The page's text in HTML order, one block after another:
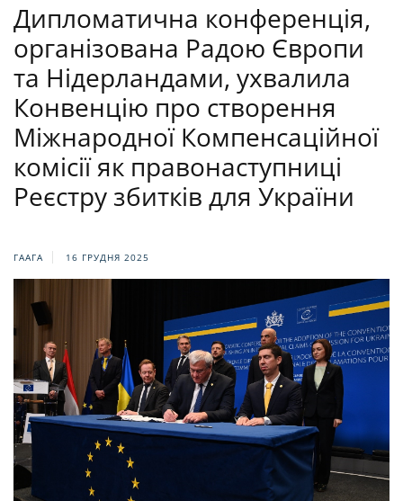
Дипломатична конференція,
організована Радою Європи
та Нідерландами, ухвалила
Конвенцію про створення
Міжнародної Компенсаційної
комісії як правонаступниці
Реєстру збитків для України
ГААГА 16 ГРУДНЯ 2025